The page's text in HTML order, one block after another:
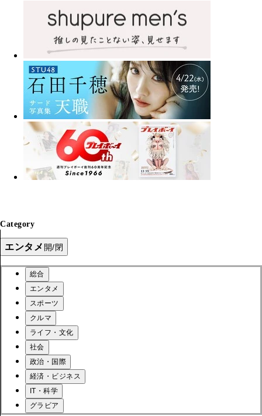
Category
エンタメ 開/閉
総合
エンタメ
スポーツ
クルマ
ライフ・文化
社会
政治・国際
経済・ビジネス
IT・科学
グラビア